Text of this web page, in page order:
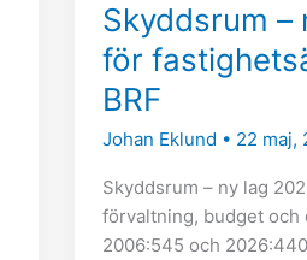
Skyddsrum –
för
BRF
Johan Eklund • 22 maj,
Skyddsrum – ny lag
förvaltning, budget och
2006:545 och